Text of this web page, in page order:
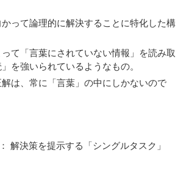
って論理的に解決することに特化した構
て「言葉にされていない情報」を読み取
」を強いられているようなもの。
は、常に「言葉」の中にしかないので
解決策を提示する「シングルタスク」